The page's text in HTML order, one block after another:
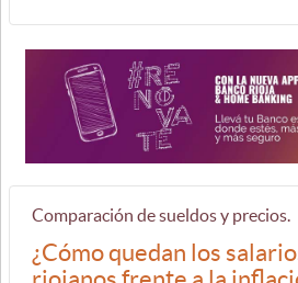
Comparación de sueldos y precios.
¿Cómo quedan los